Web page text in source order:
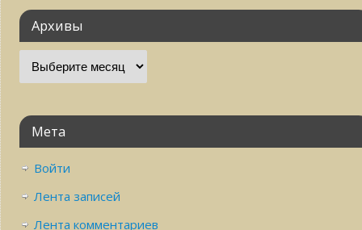
Архивы
Мета
Войти
Лента записей
Лента комментариев